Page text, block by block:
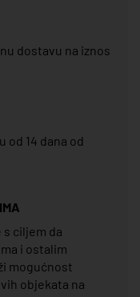
dostavu na iznos
od 14 dana od
s ciljem da
i ostalim
mogućnost
objekata na